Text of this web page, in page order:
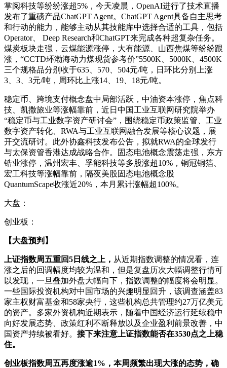
掌阅科技等纷纷涨超5%，今天凌晨，OpenAI进行了技术直播
发布了重磅产品ChatGPT Agent。ChatGPT Agent具备自主思考
和行动的能力，能够主动从其技能库中选择合适的工具，包括
Operator、 Deep Research和ChatGPT来完成各种超复杂任务。
煤炭板块走强，云煤能源涨停，大有能源、山西焦煤等纷纷跟
涨，“CCTD环渤海动力煤现货参考价”5500K、5000K、4500K
三个规格品分别收于635、570、504元/吨，日环比分别上涨
3、3、3元/吨，周环比上涨14、19、18元/吨。
稳定币、跨境支付概念盘中局部活跃，中油资本涨停，焦点科
技、凯撒旅业等涨幅靠前，近日中国工业互联网研究院举办
“稳定币与工业数字资产研讨会”，围绕稳定币政策监管、工业
数字资产转化、RWA与工业互联网融合发展等核心议题，展
开交流研讨。此外协鑫科技发布公告，拟就RWA的全球发行
与太保资管香港达成战略合作。固态电池概念震荡走强，东方
锆业涨停，温州宏丰、孚能科技等多股涨超10%，铜冠铜箔、
宏工科技等涨幅靠前，隔夜美股固态电池概念股
QuantumScape收涨近20%，本月累计涨幅超100%。
大盘：
创业板：
【大盘预判】
上证指数周五重回5日线之上， 从近期指数调整的情况看，连
涨之后的回调幅度均较为温和，但是复盘历次大幅调整行情可
以发现，一旦叠加外盘大幅向下，指数调整的幅度将会明显。
一些国际投资机构对中国市场的兴趣明显回升，该调查涵盖83
家主权财富基金和58家央行，这些机构总共管理约27万亿美元
的资产。多家外资机构近期表示，随着中国经济运行延续稳中
向好发展态势、政策红利不断释放以及企业盈利前景改善，中
国资产持续被看好。 接下来注意上证指数能否在3530点之上稳
住。
创业板指数周五再度涨逾1%，本周频繁出现大涨的态势，确